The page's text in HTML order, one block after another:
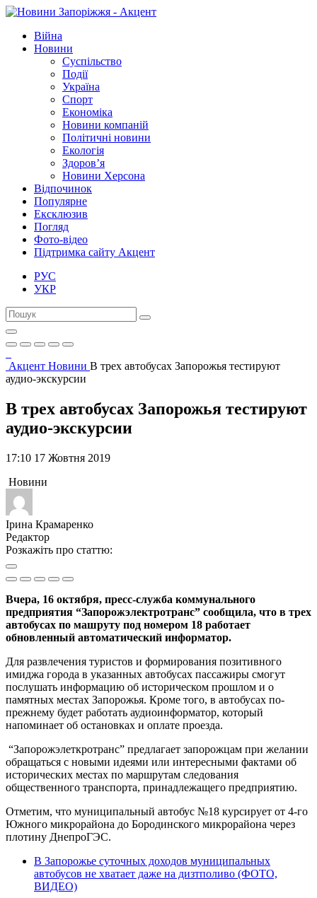
Війна
Новини
Суспільство
Події
Україна
Спорт
Економіка
Новини компаній
Політичні новини
Екологія
Здоров’я
Новини Херсона
Відпочинок
Популярне
Ексклюзив
Погляд
Фото-відео
Підтримка сайту Акцент
РУС
УКР
Акцент Новини В трех автобусах Запорожья тестируют
аудио-экскурсии
В трех автобусах Запорожья тестируют
аудио-экскурсии
17:10 17 Жовтня 2019
Новини
Ірина Крамаренко
Редактор
Розкажіть про статтю:
Вчера, 16 октября, пресс-служба коммунального
предприятия “Запорожэлектротранс” сообщила, что в трех
автобусах по машруту под номером 18 работает
обновленный автоматический информатор.
Для развлечения туристов и формирования позитивного
имиджа города в указанных автобусах пассажиры смогут
послушать информацию об историческом прошлом и о
памятных местах Запорожья. Кроме того, в автобусах по-
прежнему будет работать аудиоинформатор, который
напоминает об остановках и оплате проезда.
“Запорожэлеткротранс” предлагает запорожцам при желании
обращаться с новыми идеями или интересными фактами об
исторических местах по маршрутам следования
общественного транспорта, принадлежащего предприятию.
Отметим, что муниципальный автобус №18 курсирует от 4-го
Южного микрорайона до Бородинского микрорайона через
плотину ДнепроГЭС.
В Запорожье суточных доходов муниципальных
автобусов не хватает даже на дизтполиво (ФОТО,
ВИДЕО)